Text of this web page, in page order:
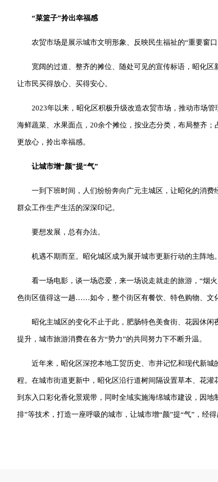
“菜篮子”拎出幸福感
农贸市场是展示城市文明形象、反映民生福祉的“重要窗
宽阔的过道、整齐的摊位、随处可见的宣传标语，昭化
让市民买得放心、买得安心。
2023年以来，昭化区积极升级改造农贸市场，推动市场
海鲜蔬菜、水果面点，20余个摊位，按业态分类，布局整齐
更放心，拎出幸福感。
让城市增“颜”提“气”
一到下班时间，人们纷纷奔向广元主城区，让昭化的消
群众工作生产生活的深深印记。
要想发展，总有办法。
机遇不期而至。昭化城区成为展开城市更新行动的主阵
看一场电影，谈一场恋爱，来一场说走就走的旅游，“烟
色街区值得这一趟……如今，整个街区有餐饮、特色购物、文
昭化主城区的变化不止于此，肥肠特色美食街、花园休
提升，城市旅游消费在各方“势力”的共同努力下不断升温。
近年来，昭化区深挖本地工贸历史、市井记忆和现代新
程。在城市街道更新中，昭化区沿行道树间隔设置草本、花
到东入口彩化香化景观带，同时全域实施海绵城市建设，因
排”等技术，打造一座呼吸的城市，让城市增“颜”提“气”，经